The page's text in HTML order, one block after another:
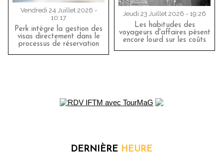
Vendredi 24 Juillet 2026 -
10:17
Perk intègre la gestion des
visas directement dans le
processus de réservation
Jeudi 23 Juillet 2026 - 19:26
Les habitudes des
voyageurs d'affaires pèsent
encore lourd sur les coûts
DERNIÈRE HEURE